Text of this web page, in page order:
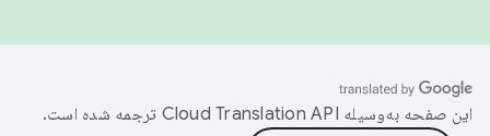
این صفحه به‌وسیله ترجمه شده است.